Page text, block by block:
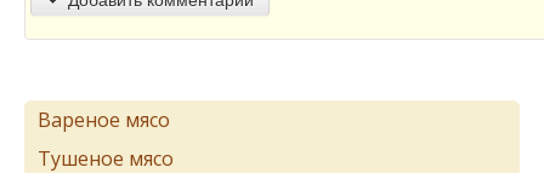
Вареное мясо
Тушеное мясо